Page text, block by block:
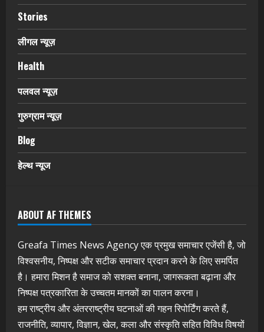
Stories
लीगल न्यूज़
Health
पलवल न्यूज़
गुरुग्राम न्यूज़
Blog
हेल्थ न्यूज
ABOUT AF THEMES
Greafa Times News Agency एक प्रमुख समाचार एजेंसी है, जो
विश्वसनीय, निष्पक्ष और सटीक समाचार प्रदान करने के लिए समर्पित
है। हमारा मिशन है समाज को सशक्त बनाना, जागरूकता बढ़ाना और
निष्पक्ष पत्रकारिता के उच्चतम मानकों का पालन करना।
हम राष्ट्रीय और अंतरराष्ट्रीय घटनाओं की गहन रिपोर्टिंग करते हैं,
राजनीति, व्यापार, विज्ञान, खेल, कला और संस्कृति सहित विविध विषयों